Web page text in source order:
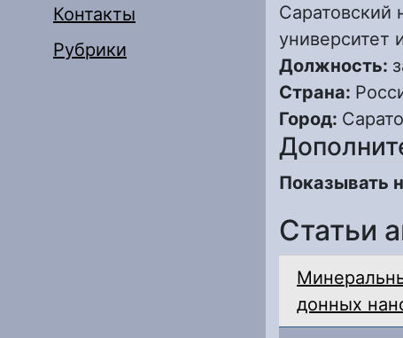
Контакты
Рубрики
Саратовский
университет
Должность:
Страна:
Город:
Показывать
Статьи
донных